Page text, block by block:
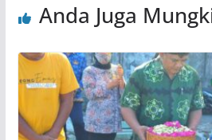
Anda Juga